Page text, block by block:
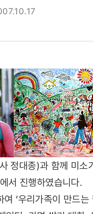
정대종)과 함께 미
서 진행하였습니다.
‘우리가족이 만드는